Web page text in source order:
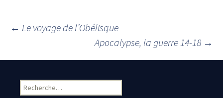
Navigation des articles
← Le voyage de l’Obélisque
Apocalypse, la guerre 14-18 →
Rechercher :